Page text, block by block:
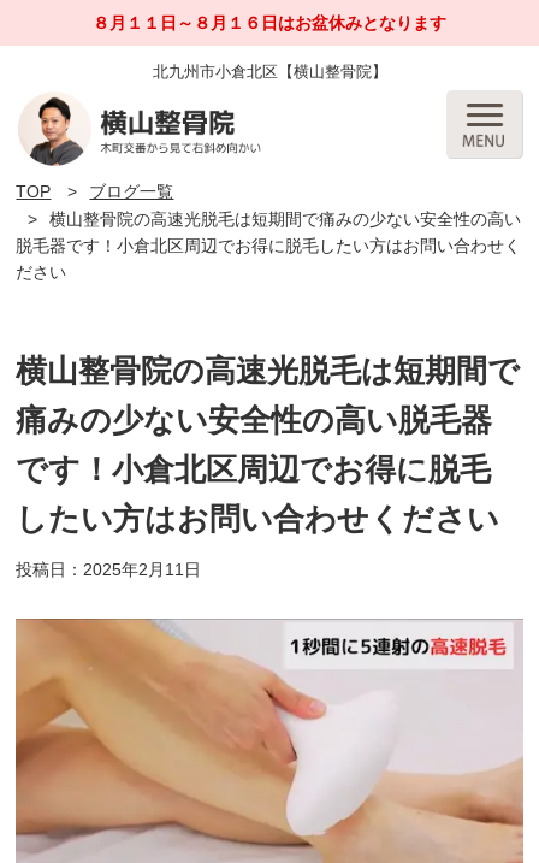
８月１１日～８月１６日はお盆休みとなります
北九州市小倉北区【横山整骨院】
TOP
ブログ一覧
横山整骨院の高速光脱毛は短期間で痛みの少ない安全性の高い
脱毛器です！小倉北区周辺でお得に脱毛したい方はお問い合わせく
ださい
横山整骨院の高速光脱毛は短期間で
痛みの少ない安全性の高い脱毛器
です！小倉北区周辺でお得に脱毛
したい方はお問い合わせください
投稿日：2025年2月11日